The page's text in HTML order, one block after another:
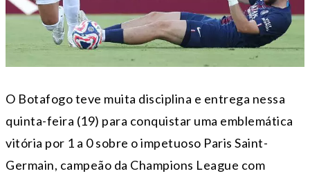
O Botafogo teve muita disciplina e entrega nessa
quinta-feira (19) para conquistar uma emblemática
vitória por 1 a 0 sobre o impetuoso Paris Saint-
Germain, campeão da Champions League com